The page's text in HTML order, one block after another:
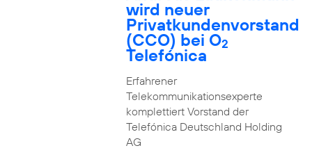
wird neuer
Privatkundenvorstand
(CCO) bei O2
Telefónica
Erfahrener
Telekommunikationsexperte
komplettiert Vorstand der
Telefónica Deutschland Holding
AG